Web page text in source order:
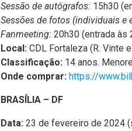
Sessão de autógrafos: 15h30
Sessões de fotos (individuais e
Fanmeeting: 20h30 (entrada às
Local: CDL Fortaleza (R. Vinte
Classificação: 14 anos.
Onde comprar: https://
BRASÍLIA – DF
Data: 23 de fevereiro de 2024